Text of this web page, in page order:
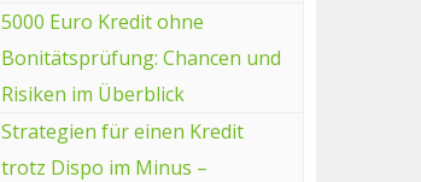
5000 Euro Kredit ohne
Bonitätsprüfung: Chancen und
Risiken im Überblick
Strategien für einen Kredit
trotz Dispo im Minus –